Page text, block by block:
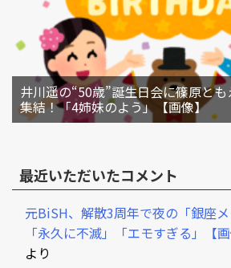
井川遥の“50歳”誕生日会に篠原と
集結！「4姉妹のよう」【画像】
最近いただいたコメント
元BiSH、解散3周年で夜の「銀座
「永久に不滅」「エモすぎる」【画
より